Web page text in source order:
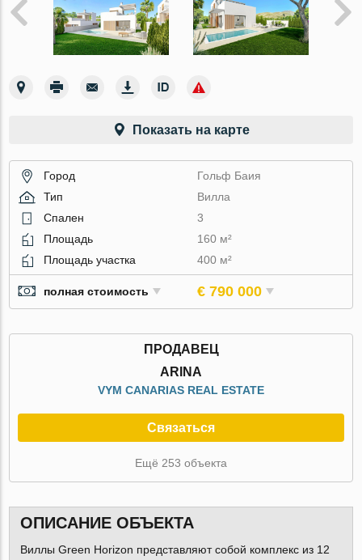
Показать на карте
Город
Гольф Баия
Тип
Вилла
Спален
3
Площадь
160 м²
Площадь участка
400 м²
полная стоимость € 790 000
ПРОДАВЕЦ
ARINA
VYM CANARIAS REAL ESTATE
Связаться
Ещё 253 объекта
ОПИСАНИЕ ОБЪЕКТА
Виллы Green Horizon представляют собой комплекс из 12